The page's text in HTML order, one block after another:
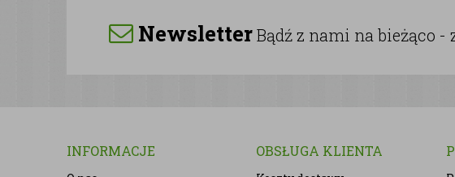
NewsletterBądź z nami na bieżąco -
INFORMACJE OBSŁUGA KLIENTA